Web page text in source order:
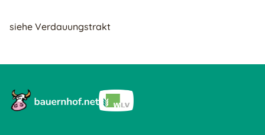
siehe Verdauungstrakt